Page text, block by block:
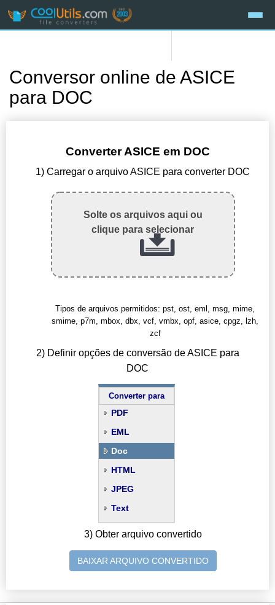
Conversor online de ASICE
para DOC
Converter ASICE em DOC
1) Carregar o arquivo ASICE para converter DOC
Solte os arquivos aqui ou
clique para selecionar
Tipos de arquivos permitidos: pst, ost, eml, msg, mime,
smime, p7m, mbox, dbx, vcf, vmbx, opf, asice, cpgz, lzh,
zcf
2) Definir opções de conversão de ASICE para
DOC
Converter para
PDF
EML
Doc
HTML
JPEG
Text
3) Obter arquivo convertido
BAIXAR ARQUIVO CONVERTIDO